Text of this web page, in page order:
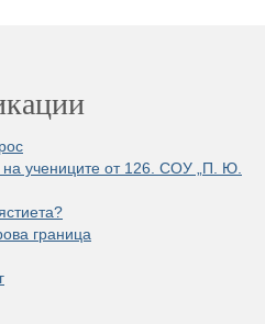
на учениците от 126. СОУ „П. Ю.
граница